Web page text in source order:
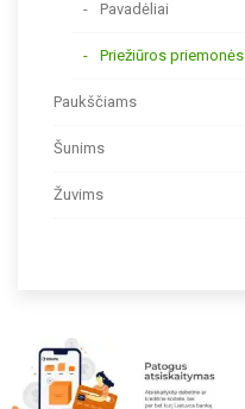
Pavadėliai
Priežiūros priemonės
Paukščiams
Šunims
Žuvims